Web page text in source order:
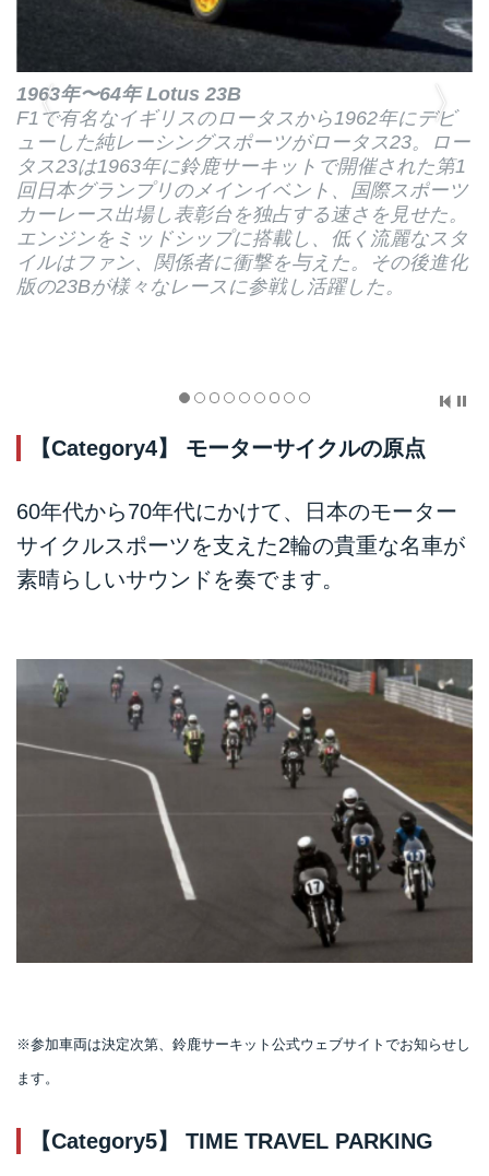
1963年〜64年 Lotus 23B
F1で有名なイギリスのロータスから1962年にデビ
ューした純レーシングスポーツがロータス23。ロー
タス23は1963年に鈴鹿サーキットで開催された第1
回日本グランプリのメインイベント、国際スポーツ
カーレース出場し表彰台を独占する速さを見せた。
エンジンをミッドシップに搭載し、低く流麗なスタ
イルはファン、関係者に衝撃を与えた。その後進化
版の23Bが様々なレースに参戦し活躍した。
【Category4】 モーターサイクルの原点
60年代から70年代にかけて、日本のモーター
サイクルスポーツを支えた2輪の貴重な名車が
素晴らしいサウンドを奏でます。
※参加車両は決定次第、鈴鹿サーキット公式ウェブサイトでお知らせし
ます。
【Category5】 TIME TRAVEL PARKING